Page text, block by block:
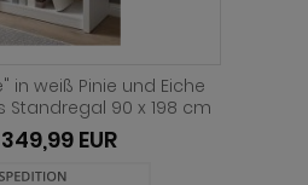
in weiß Pinie und Eiche
Standregal 90 x 198 cm
349,99 EUR